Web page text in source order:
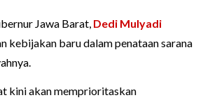
Jawa Barat, Dedi Mulyadi
kebijakan baru dalam penataan sarana
kini akan memprioritaskan